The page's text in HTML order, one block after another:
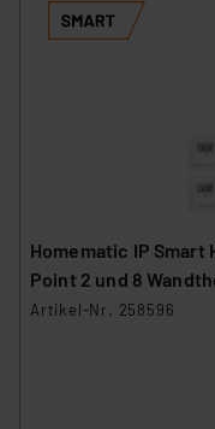
Homematic IP Smart
Point 2 und 8
Artikel-Nr. 258596